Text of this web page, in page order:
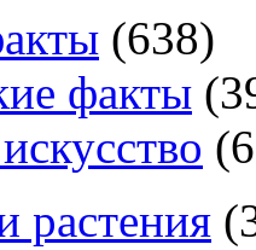
(638)
факты (
(
растения (